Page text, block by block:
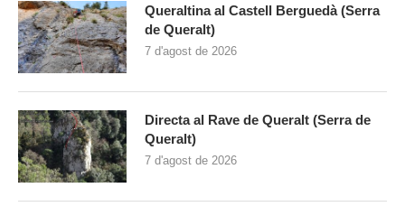
Queraltina al Castell Berguedà (Serra
de Queralt)
7 d'agost de 2026
Directa al Rave de Queralt (Serra de
Queralt)
7 d'agost de 2026